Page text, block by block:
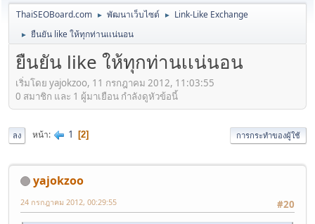
ThaiSEOBoard.com ► พัฒนาเว็บไซต์ ► Link-Like Exchange
► ยืนยัน like ให้ทุกท่านเเน่นอน
ยืนยัน like ให้ทุกท่านเเน่นอน
เริ่มโดย yajokzoo, 11 กรกฎาคม 2012, 11:03:55
0 สมาชิก และ 1 ผู้มาเยือน กำลังดูหัวข้อนี้
ลง หน้า 1 2 การกระทำของผู้ใช้
yajokzoo
#20
24 กรกฎาคม 2012, 00:29:55